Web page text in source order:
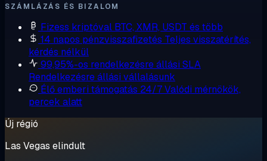
SZÁMLÁZÁS ÉS BIZALOM
Fizess kriptóval BTC, XMR, USDT és több
14 napos pénzvisszafizetés Teljes visszatérítés,
kérdés nélkül
99,95%-os rendelkezésre állási SLA
Rendelkezésre állási vállalásunk
Élő emberi támogatás 24/7Valódi mérnökök,
percek alatt
Új régió
Las Vegas elindult